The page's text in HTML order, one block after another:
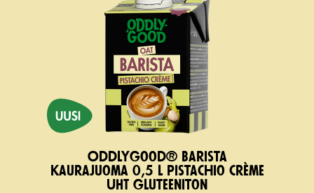
Oddlygood® Barista
kaurajuoma 0,5 l pistachio crème
UHT gluteeniton